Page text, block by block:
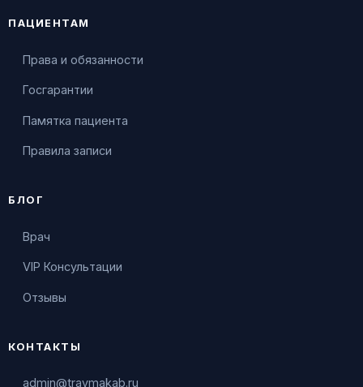
ПАЦИЕНТАМ
Права и обязанности
Госгарантии
Памятка пациента
Правила записи
БЛОГ
Врач
VIP Консультации
Отзывы
КОНТАКТЫ
admin@travmakab.ru